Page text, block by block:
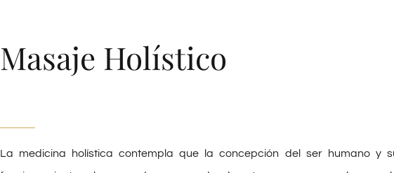
Masaje Holístico
La medicina holística contempla que la concepción del ser humano y